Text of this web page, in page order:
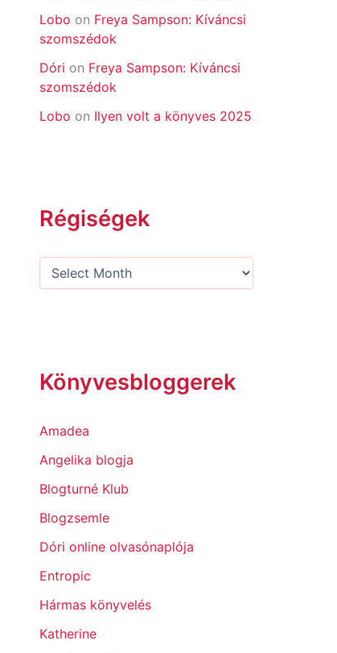
Lobo on Freya Sampson: Kíváncsi
szomszédok
Dóri on Freya Sampson: Kíváncsi
szomszédok
Lobo on Ilyen volt a könyves 2025
Régiségek
Könyvesbloggerek
Amadea
Angelika blogja
Blogturné Klub
Blogzsemle
Dóri online olvasónaplója
Entropic
Hármas könyvelés
Katherine